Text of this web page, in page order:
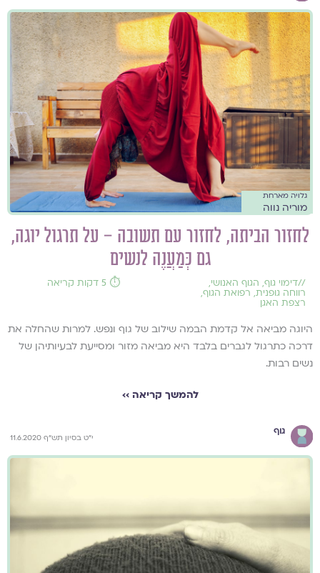
גלויה מארחת
מוריה נווה
לחזור הביתה, לחזור עם תשובה – על תרגול יוגה,
גם כְּמַעֲנֶה לנשים
//דימוי גוף, הגוף האנושי,
רווחה גופנית, רפואת הגוף,
רצפת האגן
⏱️ 5 דקות קריאה
היוגה מביאה אל קדמת הבמה שילוב של גוף ונפש. למרות שהחלה את
דרכה כתרגול לגברים בלבד היא מביאה מזור ומסייעת לבעיותיהן של
נשים רבות.
להמשך קריאה ››
גוף
י"ט בסיון תש"ף 11.6.2020